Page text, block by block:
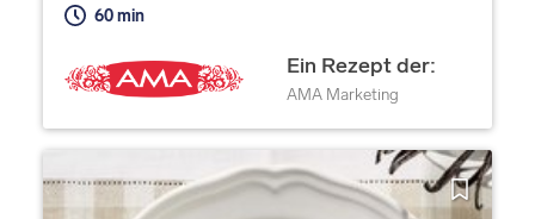
60 min
Ein Rezept der:
AMA Marketing